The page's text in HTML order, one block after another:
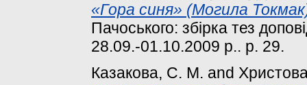
«Гора синя» (Могила
Пачоського: збірка тез
28.09.-01.10.2009 р.. p. 29.
Казакова, С. М. and